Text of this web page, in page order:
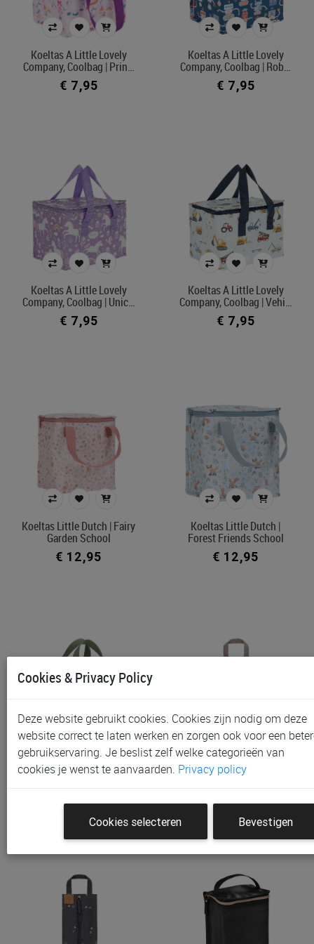
Koeltas A Little Lovely
Company, Coolbag | Prin…
€ 7,95
Koeltas A Little Lovely
Company, Coolbag | Rob…
€ 7,95
Koeltas A Little Lovely
Company, Coolbag | Unic…
€ 7,95
Koeltas A Little Lovely
Company, Coolbag | Vehi…
€ 7,95
Koeltas Little Dutch | Fairy
Garden School
€ 12,95
Koeltas Little Dutch |
Forest Friends School
€ 12,95
Koeltas Little Dutch |
Safari Friends School
Koeltas Laessig, Insulated
Pouch | Blocks Taupe
Cookies & Privacy Policy
Deze website gebruikt cookies. Cookies zijn nodig om deze
website correct te laten werken en zorgen ook voor een
gebruikservaring. Je beslist zelf welke categorieën van
cookies je wenst te aanvaarden. Privacy policy
Cookies selecteren Bevestigen